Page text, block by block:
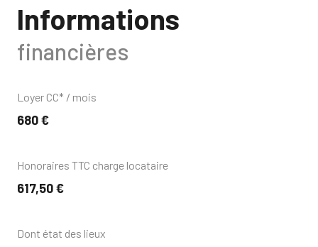
Informations
financières
Loyer CC* / mois
680 €
Honoraires TTC charge locataire
617,50 €
Dont état des lieux